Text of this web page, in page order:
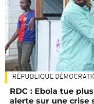
RÉPUBLIQUE
RDC : Ebola tue
alerte sur une crise